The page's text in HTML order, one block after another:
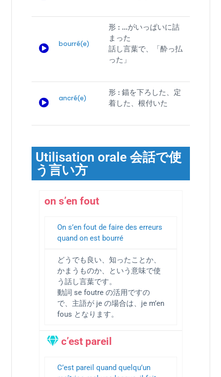
bourré(e)
形 : …がいっぱいに詰
まった
話し言葉で、「酔っ払
った」
ancré(e)
形 : 錨を下ろした、定
着した、根付いた
Utilisation orale 会話で使
う言い方
on s’en fout
On s’en fout de faire des erreurs
quand on est bourré
どうでも良い、知ったことか、
かまうものか、という意味で使
う話し言葉です。
動詞 se foutre の活用ですの
で、主語が je の場合は、je m’en
fous となります。
c’est pareil
C’est pareil quand quelqu’un